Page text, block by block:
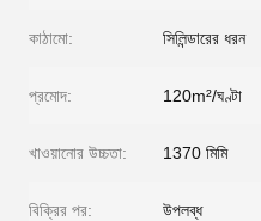
কাঠামো: সিলিন্ডারের ধরন
প্রমোদ: 120m²/ঘণ্টা
খাওয়ানোর উচ্চতা: 1370 মিমি
বিক্রির পর: উপলব্ধ